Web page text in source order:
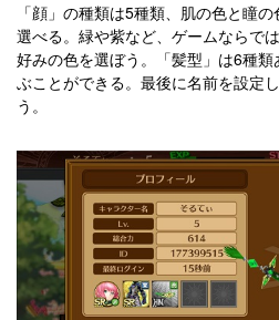
「顔」の種類は5種類、肌の色と瞳
選べる。緑や紫など、ゲームならで
好みの色を選ぼう。「髪型」は6種
ぶことができる。最後に名前を設定
う。